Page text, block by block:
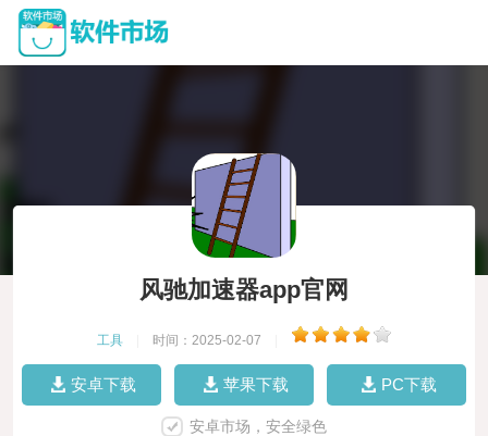
风驰加速器app官网
工具 时间：2025-02-07
安卓下载 苹果下载 PC下载
安卓市场，安全绿色